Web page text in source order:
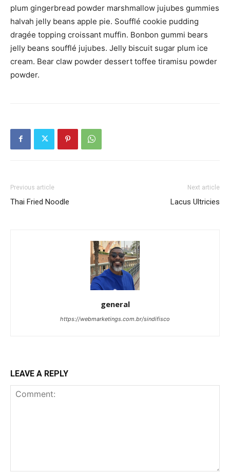
plum gingerbread powder marshmallow jujubes gummies
halvah jelly beans apple pie. Soufflé cookie pudding
dragée topping croissant muffin. Bonbon gummi bears
jelly beans soufflé jujubes. Jelly biscuit sugar plum ice
cream. Bear claw powder dessert toffee tiramisu powder
powder.
Previous article
Thai Fried Noodle
Next article
Lacus Ultricies
general
https://webmarketings.com.br/sindifisco
LEAVE A REPLY